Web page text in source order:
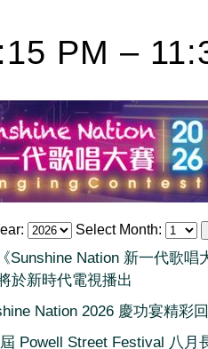
PM –
Select Month:
《Sunshine Nation 新一代歌唱
於新時代電視播出
Nation 2026 慶功宴精彩
Powell Street Festival 八月